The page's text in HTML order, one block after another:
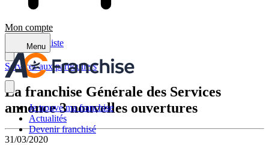
Mon compte
Menu
Je trouve ma franchise
Actualités
Devenir franchisé
Retour à la liste
Services aux particuliers
La franchise Générale des Services
annonce 3 nouvelles ouvertures
31/03/2020